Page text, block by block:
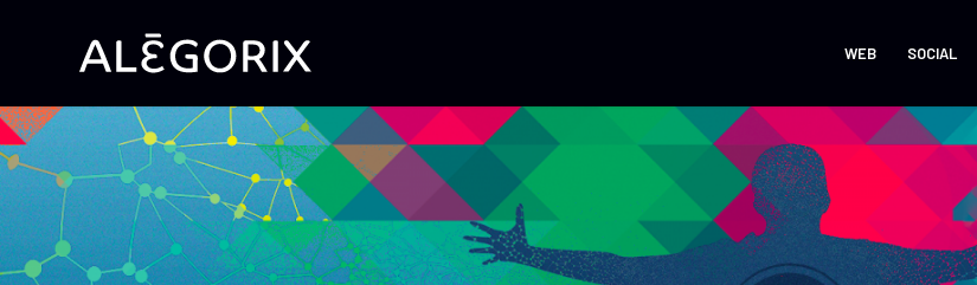
WEB SOCIAL